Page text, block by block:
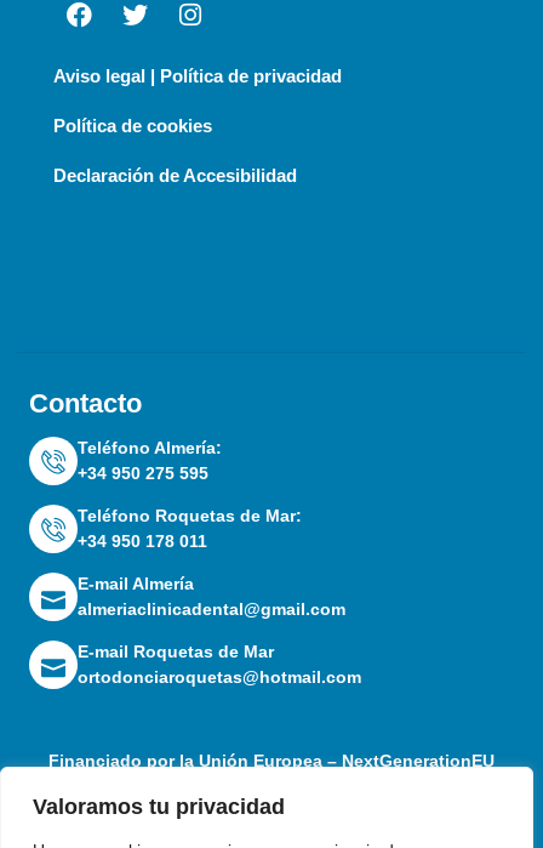
Valoramos tu privacidad
Contacto
Teléfono Almería:
+34 950 275 595
Teléfono Roquetas de Mar:
+34 950 178 011
E-mail Almería
almeriaclinicadental@gmail.com
E-mail Roquetas de Mar
ortodonciaroquetas@hotmail.com
Aviso legal | Política de privacidad
Política de cookies
Declaración de Accesibilidad
Financiado por la Unión Europea – NextGenerationEU